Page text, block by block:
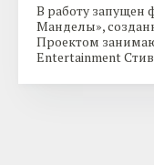
В работу запущен
Манделы»,
Проектом
Entertainment